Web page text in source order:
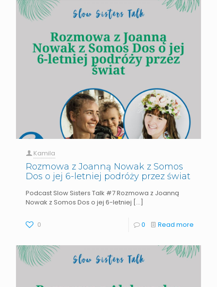
Kamila
Rozmowa z Joanną Nowak z Somos
Dos o jej 6-letniej podróży przez świat
Podcast Slow Sisters Talk #7 Rozmowa z Joanną
Nowak z Somos Dos o jej 6-letniej […]
0 0 Read more